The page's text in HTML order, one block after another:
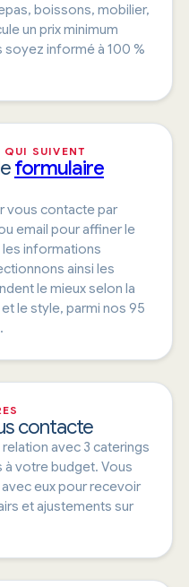
boissons, mobilier,
un prix minimum
informé à 100 %
QUI SUIVENT
formulaire
vous contacte par
email pour affiner le
informations
ainsi les
le mieux selon la
le style, parmi nos 95
contacte
avec 3 caterings
votre budget. Vous
eux pour recevoir
et ajustements sur